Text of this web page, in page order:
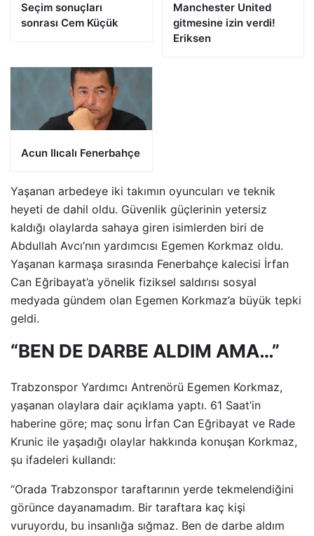
Seçim sonuçları
sonrası Cem Küçük
Manchester United
gitmesine izin verdi!
Eriksen
Acun Ilıcalı Fenerbahçe
Yaşanan arbedeye iki takımın oyuncuları ve teknik
heyeti de dahil oldu. Güvenlik güçlerinin yetersiz
kaldığı olaylarda sahaya giren isimlerden biri de
Abdullah Avcı’nın yardımcısı Egemen Korkmaz oldu.
Yaşanan karmaşa sırasında Fenerbahçe kalecisi İrfan
Can Eğribayat’a yönelik fiziksel saldırısı sosyal
medyada gündem olan Egemen Korkmaz’a büyük tepki
geldi.
“BEN DE DARBE ALDIM AMA…”
Trabzonspor Yardımcı Antrenörü Egemen Korkmaz,
yaşanan olaylara dair açıklama yaptı. 61 Saat’in
haberine göre; maç sonu İrfan Can Eğribayat ve Rade
Krunic ile yaşadığı olaylar hakkında konuşan Korkmaz,
şu ifadeleri kullandı:
“Orada Trabzonspor taraftarının yerde tekmelendiğini
görünce dayanamadım. Bir taraftara kaç kişi
vuruyordu, bu insanlığa sığmaz. Ben de darbe aldım